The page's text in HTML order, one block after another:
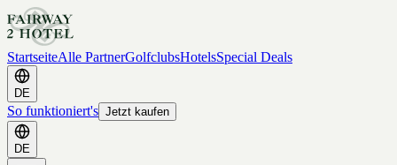
StartseiteAlle PartnerGolfclubsHotelsSpecial Deals
DE
So funktioniert's Jetzt kaufen
DE